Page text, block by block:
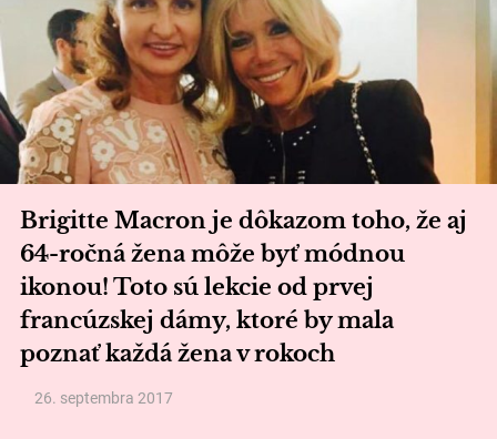
Brigitte Macron je dôkazom toho, že aj
64-ročná žena môže byť módnou
ikonou! Toto sú lekcie od prvej
francúzskej dámy, ktoré by mala
poznať každá žena v rokoch
26. septembra 2017